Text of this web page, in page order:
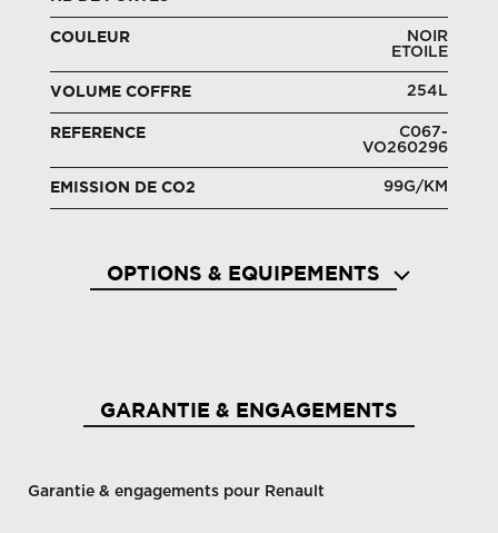
COULEUR
NOIR
ETOILE
VOLUME COFFRE 254L
REFERENCE
C067-
VO260296
EMISSION DE CO2 99G/KM
OPTIONS & EQUIPEMENTS
GARANTIE & ENGAGEMENTS
Garantie & engagements pour Renault